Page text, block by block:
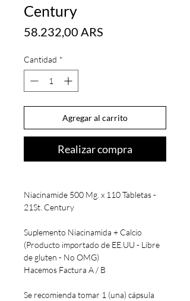
Century
58.232,00 ARS
Cantidad *
Agregar al carrito
Realizar compra
Niacinamide 500 Mg. x 110 Tabletas -
21St. Century
Suplemento Niacinamida + Calcio
(Producto importado de EE.UU - Libre
de gluten - No OMG)
Hacemos Factura A / B
Se recomienda tomar 1 (una) cápsula